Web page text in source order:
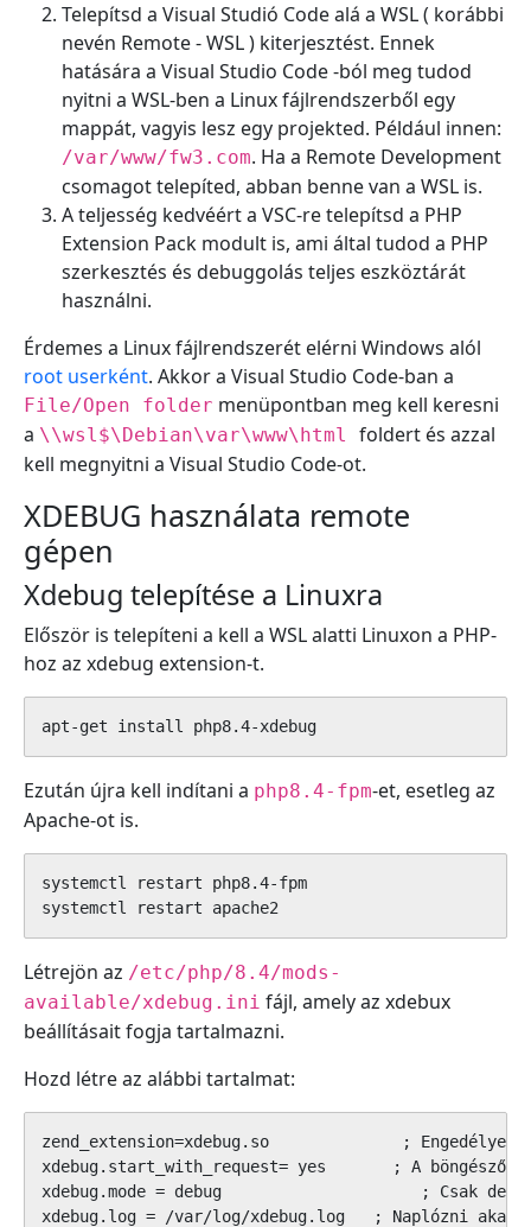
Telepítsd a Visual Studió Code alá a WSL ( korábbi
nevén Remote - WSL ) kiterjesztést. Ennek
hatására a Visual Studio Code -ból meg tudod
nyitni a WSL-ben a Linux fájlrendszerből egy
mappát, vagyis lesz egy projekted. Például innen:
/var/www/fw3.com. Ha a Remote Development
csomagot telepíted, abban benne van a WSL is.
A teljesség kedvéért a VSC-re telepítsd a PHP
Extension Pack modult is, ami által tudod a PHP
szerkesztés és debuggolás teljes eszköztárát
használni.
Érdemes a Linux fájlrendszerét elérni Windows alól
root userként. Akkor a Visual Studio Code-ban a
File/Open folder menüpontban meg kell keresni
a \\wsl$\Debian\var\www\html foldert és azzal
kell megnyitni a Visual Studio Code-ot.
XDEBUG használata remote
gépen
Xdebug telepítése a Linuxra
Először is telepíteni a kell a WSL alatti Linuxon a PHP-
hoz az xdebug extension-t.
apt-get install php8.4-xdebug
Ezután újra kell indítani a php8.4-fpm-et, esetleg az
Apache-ot is.
systemctl restart php8.4-fpm
systemctl restart apache2
Létrejön az /etc/php/8.4/mods-
available/xdebug.ini fájl, amely az xdebux
beállításait fogja tartalmazni.
Hozd létre az alábbi tartalmat:
zend_extension=xdebug.so              ; Engedélyezi
xdebug.start_with_request= yes       ; A böngésző
xdebug.mode = debug                     ; Csak
xdebug.log = /var/log/xdebug.log   ; Naplózni